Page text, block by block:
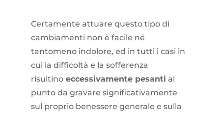
Certamente attuare questo tipo di
cambiamenti non è facile né
tantomeno indolore, ed in tutti i casi in
cui la difficoltà e la sofferenza
risultinoeccessivamente pesanti al
punto da gravare significativamente
sul proprio benessere generale e sulla